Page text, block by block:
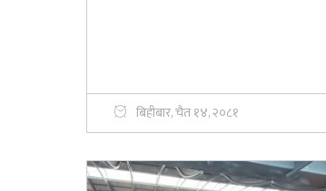
बिहीबार, चैत १४, २०८१